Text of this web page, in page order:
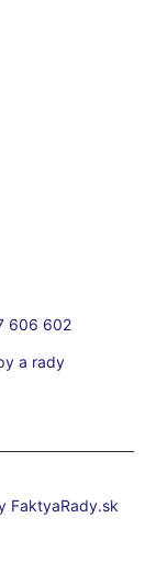
606 602
a rady
FaktyaRady.sk